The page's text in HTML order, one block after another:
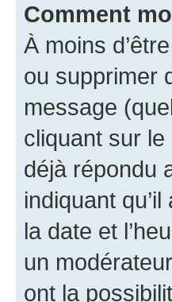
Comment
À moins
ou supprimer
message
cliquant sur le
déjà répondu
indiquant
la date et
un
ont la